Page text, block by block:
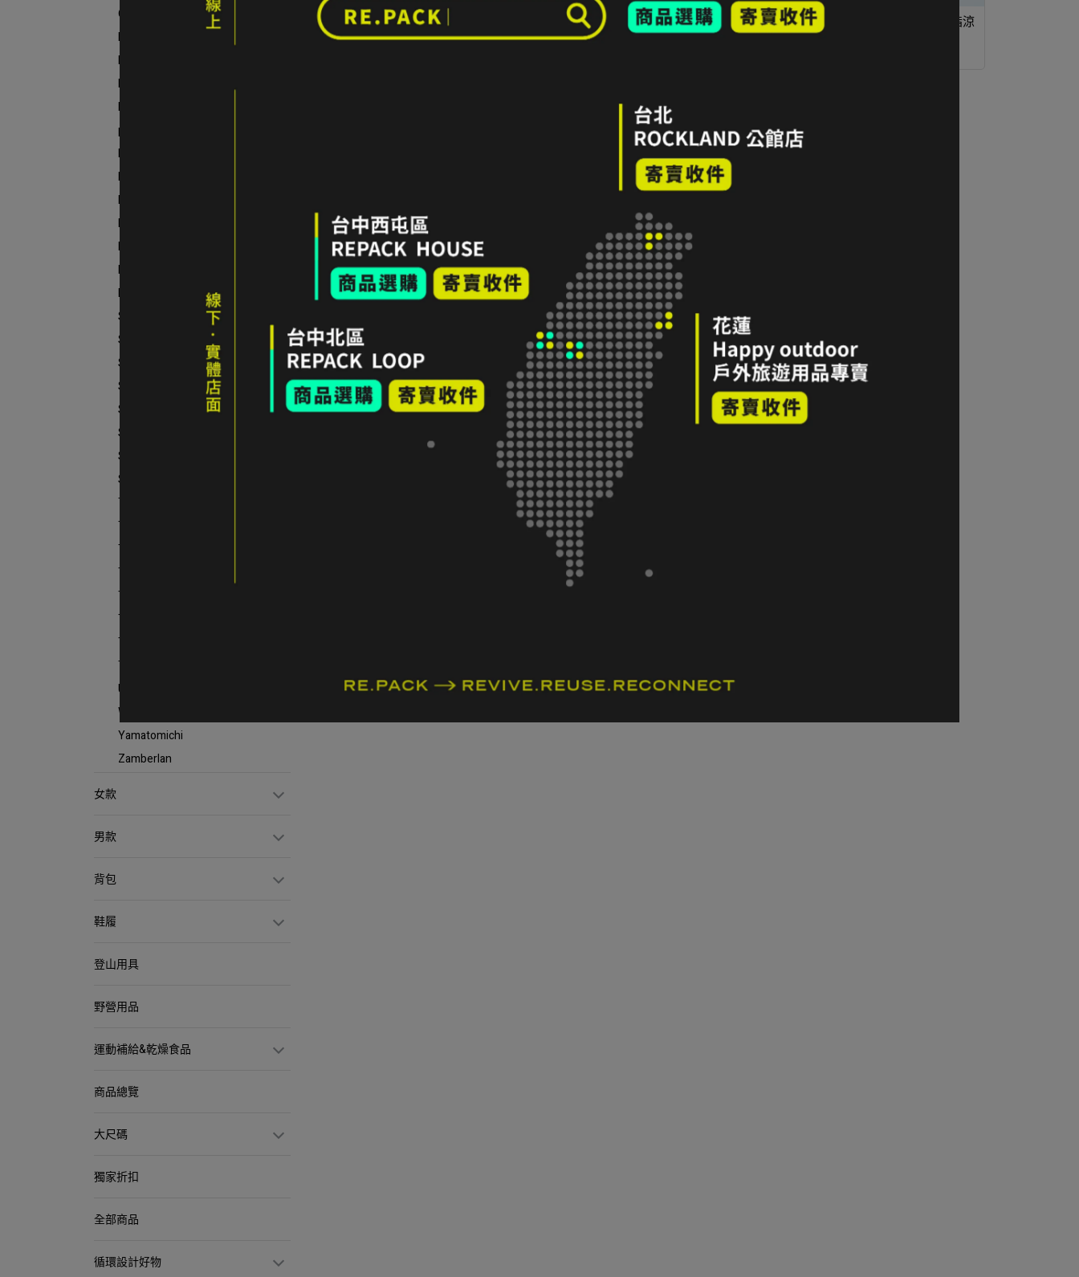
ORTLIEB
PROTEST
Patagonia
PETZL
PRIMUS
prAna
Rab
RACE ON 銳速
RHINO 犀牛
ROYAL ROBBINS
RATOPS
Regatta
RE:NEW 研舊所
SEA TO SUMMIT
Smartwool
Snow Peak
Sprayway
Sunday Afternoons
SENSOR
SOTO
SNOW TRAVEL
TAKODA
Therm-a-Rest
TOPO
TETON BROS
THE NORTH FACE
TEVA
Timberland
TATONKA
ULSUS
Wenliang 文樑
Yamatomichi
Zamberlan
女款
男款
背包
鞋履
登山用具
野營用品
運動補給&乾燥食品
商品總覽
大尺碼
獨家折扣
全部商品
循環設計好物
24折｜KEEN 女款 TARGHEE III MID
WP 多功能健行鞋 咖啡/紅
61折｜KEEN ZERRAPORT II 護指涼
鞋 女款 黑/彩色
61折｜KEEN ZERRAPORT II 護指涼
鞋 女款 沙石｜折扣零碼全新品
護指涼鞋 女款 咖啡/卡其｜折扣零碼
全新品
NT$2,080